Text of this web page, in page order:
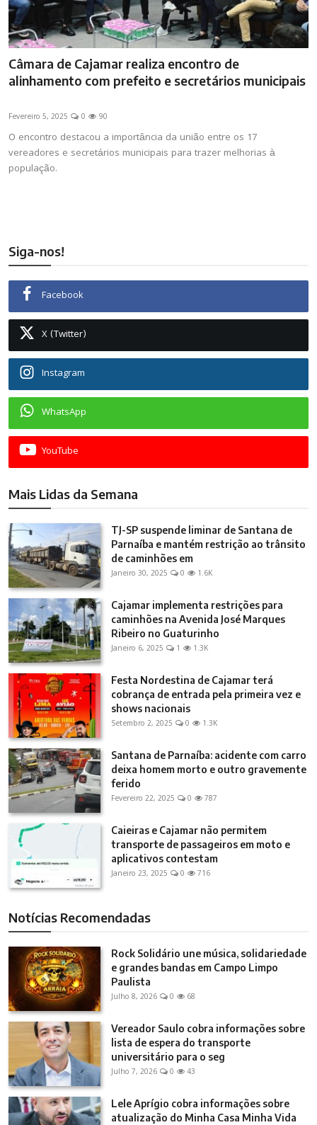
Câmara de Cajamar realiza encontro de
alinhamento com prefeito e secretários municipais
Fevereiro 5, 2025 0 90
O encontro destacou a importância da união entre os 17
vereadores e secretários municipais para trazer melhorias à
população.
Siga-nos!
Facebook
X (Twitter)
Instagram
WhatsApp
YouTube
Mais Lidas da Semana
TJ-SP suspende liminar de Santana de
Parnaíba e mantém restrição ao trânsito
de caminhões em
Janeiro 30, 2025 0 1.6K
Cajamar implementa restrições para
caminhões na Avenida José Marques
Ribeiro no Guaturinho
Janeiro 6, 2025 1 1.3K
Festa Nordestina de Cajamar terá
cobrança de entrada pela primeira vez e
shows nacionais
Setembro 2, 2025 0 1.3K
Santana de Parnaíba: acidente com carro
deixa homem morto e outro gravemente
ferido
Fevereiro 22, 2025 0 787
Caieiras e Cajamar não permitem
transporte de passageiros em moto e
aplicativos contestam
Janeiro 23, 2025 0 716
Notícias Recomendadas
Rock Solidário une música, solidariedade
e grandes bandas em Campo Limpo
Paulista
Julho 8, 2026 0 68
Vereador Saulo cobra informações sobre
lista de espera do transporte
universitário para o seg
Julho 7, 2026 0 43
Lele Aprígio cobra informações sobre
atualização do Minha Casa Minha Vida